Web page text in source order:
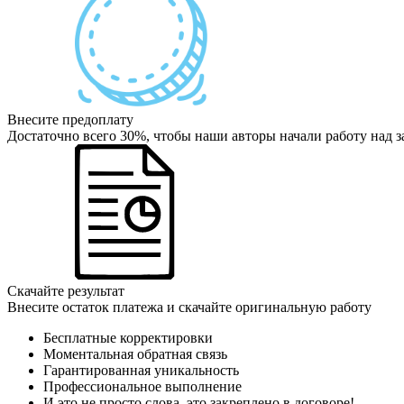
Внесите предоплату
Достаточно всего 30%, чтобы наши авторы начали работу над
Скачайте результат
Внесите остаток платежа и скачайте оригинальную работу
Бесплатные корректировки
Моментальная обратная связь
Гарантированная уникальность
Профессиональное выполнение